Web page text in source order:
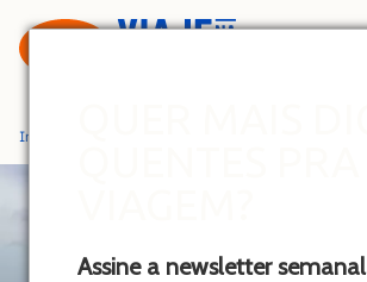
Assine a newsletter semanal
Início